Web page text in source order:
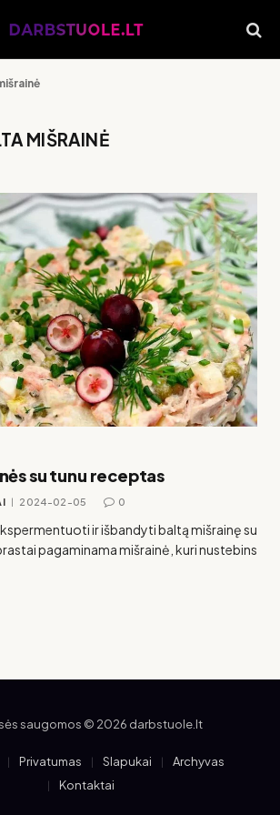
MIŠRAINĖ
su tunu receptas
2024-02-05 0
ir išbandyti baltą mišrainę su
pagaminama mišrainė, kuri nustebins
saugomos © 2026 darbstuole.lt
Privatumas Slapukai
Archyvas
Kontaktai